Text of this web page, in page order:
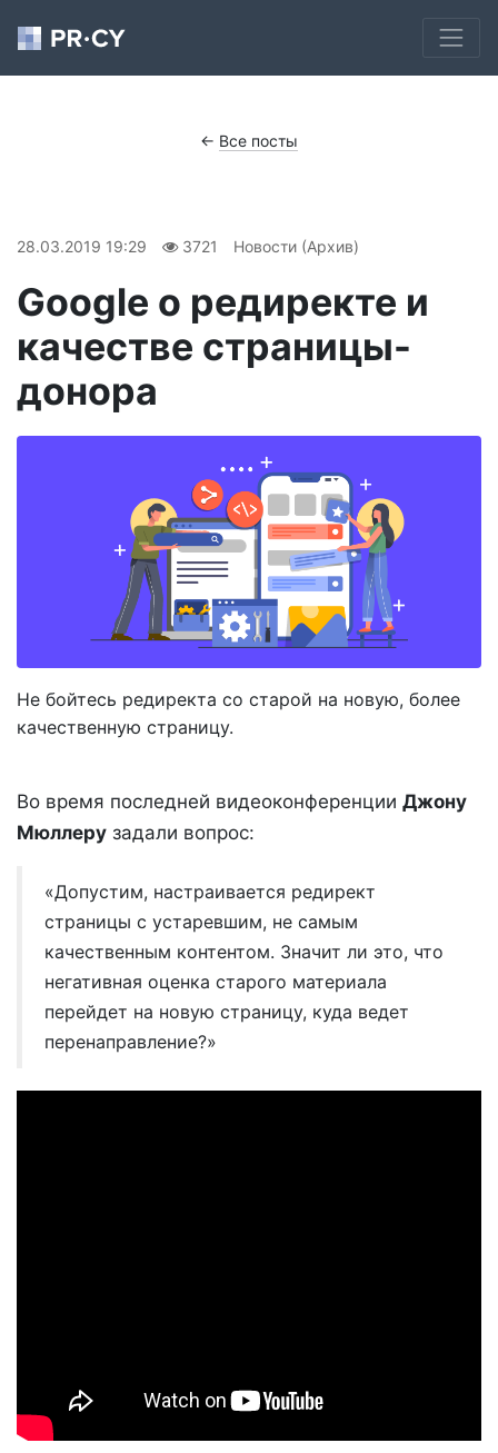
← Все посты
28.03.2019 19:29 3721 Новости (Архив)
Google о редиректе и
качестве страницы-
донора
Не бойтесь редиректа со старой на новую, более
качественную страницу.
Во время последней видеоконференции Джону
Мюллеру задали вопрос:
«Допустим, настраивается редирект
страницы с устаревшим, не самым
качественным контентом. Значит ли это, что
негативная оценка старого материала
перейдет на новую страницу, куда ведет
перенаправление?»